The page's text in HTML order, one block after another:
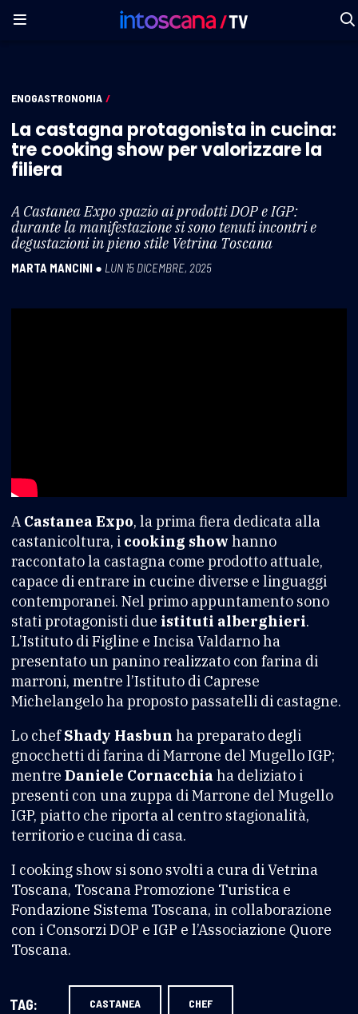
ENOGASTRONOMIA /
La castagna protagonista in cucina:
tre cooking show per valorizzare la
filiera
A Castanea Expo spazio ai prodotti DOP e IGP:
durante la manifestazione si sono tenuti incontri e
degustazioni in pieno stile Vetrina Toscana
MARTA MANCINI ● LUN 15 DICEMBRE, 2025
A Castanea Expo, la prima fiera dedicata alla
castanicoltura, i cooking show hanno
raccontato la castagna come prodotto attuale,
capace di entrare in cucine diverse e linguaggi
contemporanei. Nel primo appuntamento sono
stati protagonisti due istituti alberghieri.
L’Istituto di Figline e Incisa Valdarno ha
presentato un panino realizzato con farina di
marroni, mentre l’Istituto di Caprese
Michelangelo ha proposto passatelli di castagne.
Lo chefShady Hasbun ha preparato degli
gnocchetti di farina di Marrone del Mugello IGP;
mentre Daniele Cornacchia ha deliziato i
presenti con una zuppa di Marrone del Mugello
IGP, piatto che riporta al centro stagionalità,
territorio e cucina di casa.
I cooking show si sono svolti a cura di Vetrina
Toscana, Toscana Promozione Turistica e
Fondazione Sistema Toscana, in collaborazione
con i Consorzi DOP e IGP e l’Associazione Quore
Toscana.
TAG: CASTANEA CHEF